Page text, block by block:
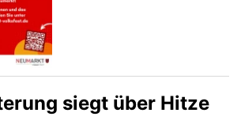
siegt über Hitze